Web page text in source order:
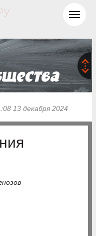
13 декабря 2024